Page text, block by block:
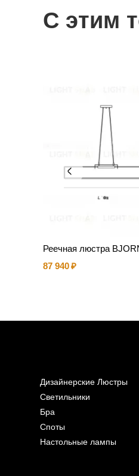
С этим
Реечная люстра
87 940
Дизайнерские Люстры
Светильники
Бра
Споты
Настольные лампы